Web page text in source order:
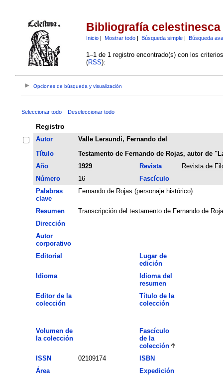
Bibliografía celestinesca
Inicio| Mostrar todo| Búsqueda simple| Búsqueda
1–1 de 1 registro encontrado(s) con los
(RSS):
Opciones de búsqueda y visualización
Seleccionar todo Deseleccionar todo
Registro
Autor
Valle Lersundi, Fernando del
Título
Testamento de Fernando de Rojas, autor de
Año
1929 Revista
Revista de
Número
16
Fascículo
Palabras
clave
Fernando de Rojas (personaje histórico)
Resumen
Transcripción del testamento de Fernando de
Dirección
Autor
corporativo
Editorial
Lugar de
edición
Idioma
Idioma del
resumen
Editor de la
colección
Título de la
colección
Volumen de
la colección
Fascículo
de la
colección
ISSN
02109174
ISBN
Área
Expedición